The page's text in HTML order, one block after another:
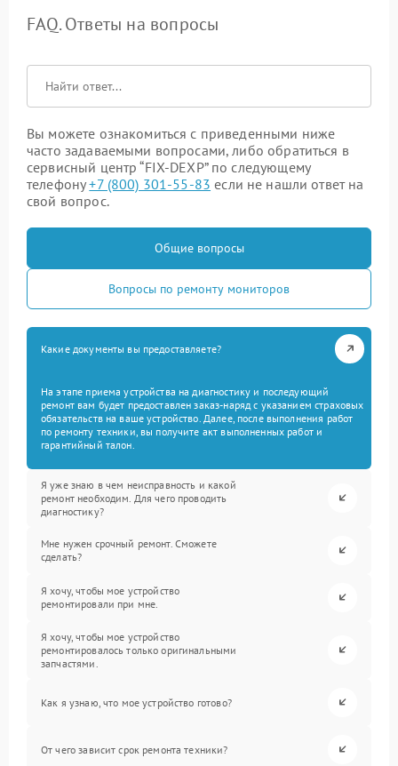
FAQ. Ответы на вопросы
Вы можете ознакомиться с приведенными ниже
часто задаваемыми вопросами, либо обратиться в
сервисный центр “FIX-DEXP” по следующему
телефону+7 (800) 301-55-83 если не нашли ответ на
свой вопрос.
Общие вопросы
Вопросы по ремонту мониторов
Какие документы вы предоставляете?
На этапе приема устройства на диагностику и последующий
ремонт вам будет предоставлен заказ-наряд с указанием страховых
обязательств на ваше устройство. Далее, после выполнения работ
по ремонту техники, вы получите акт выполненных работ и
гарантийный талон.
Я уже знаю в чем неисправность и какой
ремонт необходим. Для чего проводить
диагностику?
Мне нужен срочный ремонт. Сможете
сделать?
Я хочу, чтобы мое устройство
ремонтировали при мне.
Я хочу, чтобы мое устройство
ремонтировалось только оригинальными
запчастями.
Как я узнаю, что мое устройство готово?
От чего зависит срок ремонта техники?